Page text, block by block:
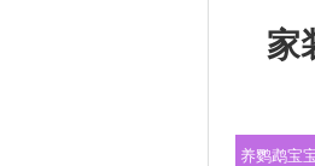
家
养鹦鹉宝